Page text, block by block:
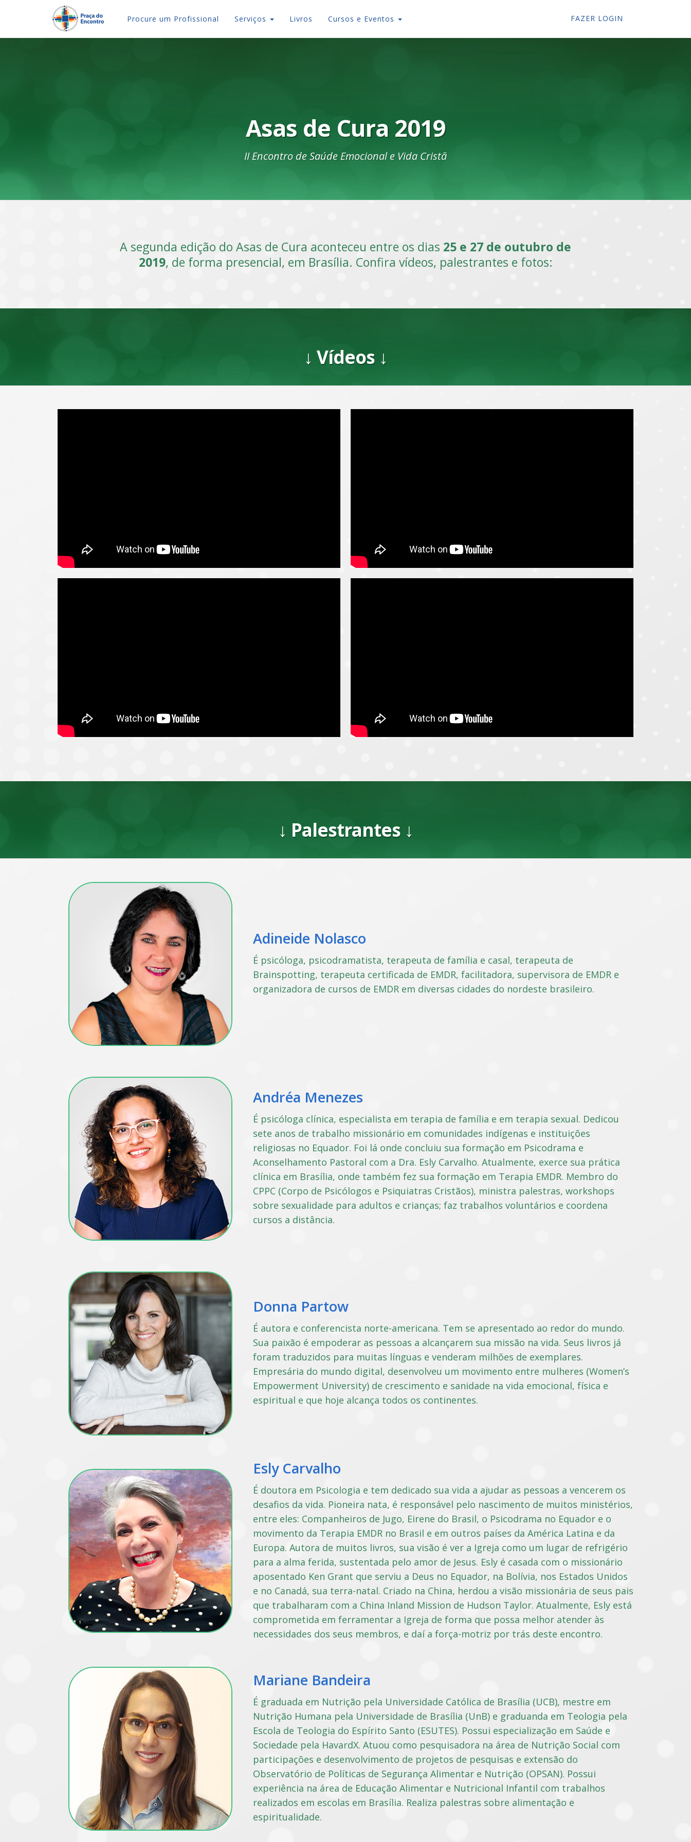
Procure um Profissional Serviços Livros Cursos e Eventos FAZER LOGIN
Asas de Cura 2019
II Encontro de Saúde Emocional e Vida Cristã
A segunda edição do Asas de Cura aconteceu entre os dias 25 e 27 de outubro de
2019, de forma presencial, em Brasília. Confira vídeos, palestrantes e fotos:
↓ Vídeos ↓
↓ Palestrantes ↓
Adineide Nolasco
É psicóloga, psicodramatista, terapeuta de família e casal, terapeuta de
Brainspotting, terapeuta certificada de EMDR, facilitadora, supervisora de EMDR e
organizadora de cursos de EMDR em diversas cidades do nordeste brasileiro.
Andréa Menezes
É psicóloga clínica, especialista em terapia de família e em terapia sexual. Dedicou
sete anos de trabalho missionário em comunidades indígenas e instituições
religiosas no Equador. Foi lá onde concluiu sua formação em Psicodrama e
Aconselhamento Pastoral com a Dra. Esly Carvalho. Atualmente, exerce sua prática
clínica em Brasília, onde também fez sua formação em Terapia EMDR. Membro do
CPPC (Corpo de Psicólogos e Psiquiatras Cristãos), ministra palestras, workshops
sobre sexualidade para adultos e crianças; faz trabalhos voluntários e coordena
cursos a distância.
Donna Partow
É autora e conferencista norte-americana. Tem se apresentado ao redor do mundo.
Sua paixão é empoderar as pessoas a alcançarem sua missão na vida. Seus livros já
foram traduzidos para muitas línguas e venderam milhões de exemplares.
Empresária do mundo digital, desenvolveu um movimento entre mulheres (Women’s
Empowerment University) de crescimento e sanidade na vida emocional, física e
espiritual e que hoje alcança todos os continentes.
Esly Carvalho
É doutora em Psicologia e tem dedicado sua vida a ajudar as pessoas a vencerem os
desafios da vida. Pioneira nata, é responsável pelo nascimento de muitos ministérios,
entre eles: Companheiros de Jugo, Eirene do Brasil, o Psicodrama no Equador e o
movimento da Terapia EMDR no Brasil e em outros países da América Latina e da
Europa. Autora de muitos livros, sua visão é ver a Igreja como um lugar de refrigério
para a alma ferida, sustentada pelo amor de Jesus. Esly é casada com o missionário
aposentado Ken Grant que serviu a Deus no Equador, na Bolívia, nos Estados Unidos
e no Canadá, sua terra-natal. Criado na China, herdou a visão missionária de seus pais
que trabalharam com a China Inland Mission de Hudson Taylor. Atualmente, Esly está
comprometida em ferramentar a Igreja de forma que possa melhor atender às
necessidades dos seus membros, e daí a força-motriz por trás deste encontro.
Mariane Bandeira
É graduada em Nutrição pela Universidade Católica de Brasília (UCB), mestre em
Nutrição Humana pela Universidade de Brasília (UnB) e graduanda em Teologia pela
Escola de Teologia do Espírito Santo (ESUTES). Possui especialização em Saúde e
Sociedade pela HavardX. Atuou como pesquisadora na área de Nutrição Social com
participações e desenvolvimento de projetos de pesquisas e extensão do
Observatório de Políticas de Segurança Alimentar e Nutrição (OPSAN). Possui
experiência na área de Educação Alimentar e Nutricional Infantil com trabalhos
realizados em escolas em Brasília. Realiza palestras sobre alimentação e
espiritualidade.